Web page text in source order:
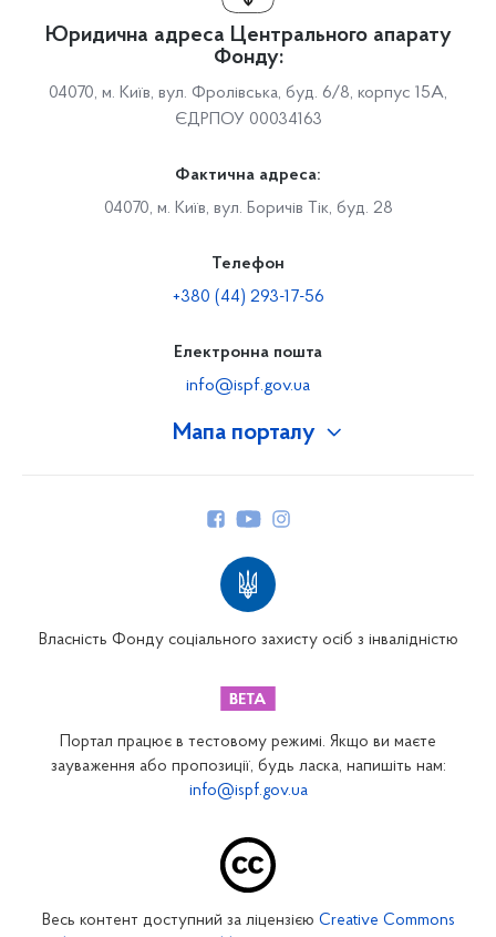
Мапа порталу
Закарпатське відділення
Запорізьке відділення
Юридична адреса Центрального апарату
Фонду:
04070, м. Київ, вул. Фролівська, буд. 6/8, корпус 15А,
ЄДРПОУ 00034163
Фактична адреса:
04070, м. Київ, вул. Боричів Тік, буд. 28
Телефон
+380 (44) 293-17-56
Електронна пошта
info@ispf.gov.ua
Власність Фонду соціального захисту осіб з інвалідністю
Портал працює в тестовому режимі. Якщо ви маєте
зауваження або пропозиції, будь ласка, напишіть нам:
info@ispf.gov.ua
Весь контент доступний за ліцензією Creative Commons